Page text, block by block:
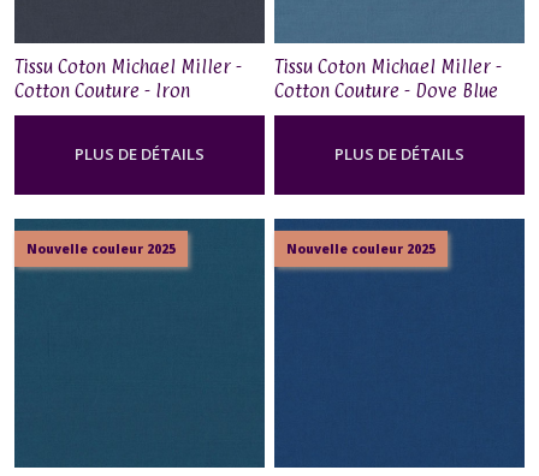
Tissu Coton Michael Miller -
Cotton Couture - Iron
PLUS DE DÉTAILS
Tissu Coton Michael Miller -
Cotton Couture - Dove Blue
PLUS DE DÉTAILS
Nouvelle couleur 2025 Nouvelle couleur 2025